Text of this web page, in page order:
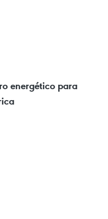
energético para